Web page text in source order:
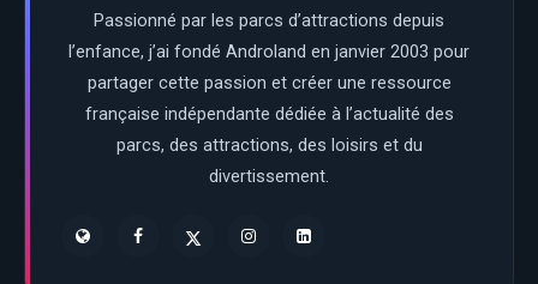
Passionné par les parcs d’attractions depuis
l’enfance, j’ai fondé Androland en janvier 2003 pour
partager cette passion et créer une ressource
française indépendante dédiée à l’actualité des
parcs, des attractions, des loisirs et du
divertissement.